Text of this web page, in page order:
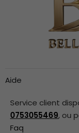
Aide
Service client
0753055469, ou
Faq